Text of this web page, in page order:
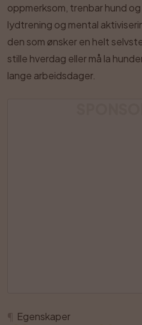
oppmerksom, trenbar hund
lydtrening og mental
den som ønsker en helt
stille hverdag eller må la
lange arbeidsdager.
Egenskaper